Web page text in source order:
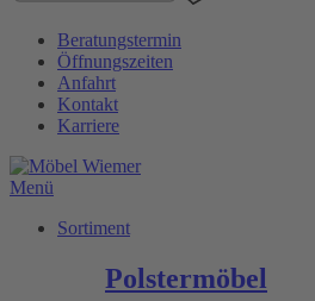
Inhalt
wechseln
Beratungstermin
Öffnungszeiten
Anfahrt
Kontakt
Karriere
Menü
Sortiment
Polstermöbel